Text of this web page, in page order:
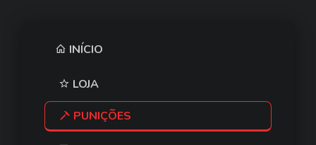
INÍCIO
LOJA
PUNIÇÕES